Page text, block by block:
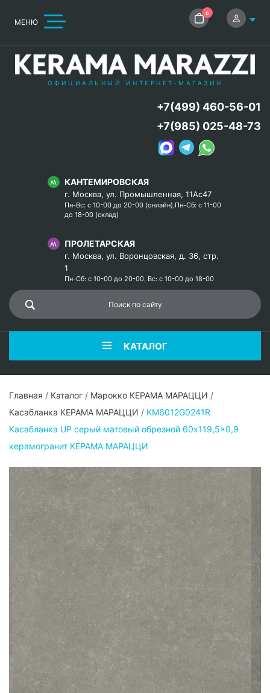
МЕНЮ
0
ОФИЦИАЛЬНЫЙ ИНТЕРНЕТ-МАГАЗИН
КАНТЕМИРОВСКАЯ
г. Москва, ул. Промышленная, 11Ас47
Пн-Вс: с 10-00 до 20-00 (онлайн),Пн-Сб: с 11-00
до 18-00 (склад)
ПРОЛЕТАРСКАЯ
г. Москва, ул. Воронцовская, д. 36, стр.
1
Пн-Сб: с 10-00 до 20-00, Вс: с 10-00 до 18-00
+7(499) 460-56-01
+7(985) 025-48-73
КАТАЛОГ
Главная / Каталог / Марокко КЕРАМА МАРАЦЦИ /
Касабланка КЕРАМА МАРАЦЦИ / KM6012G0241R
Касабланка UP серый матовый обрезной 60x119,5x0,9
керамогранит КЕРАМА МАРАЦЦИ